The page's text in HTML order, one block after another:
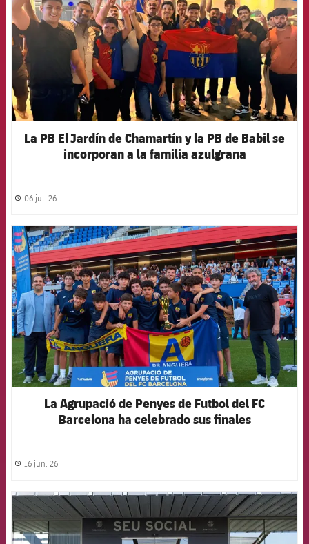
La PB El Jardín de Chamartín y la PB de Babil se
incorporan a la familia azulgrana
label.share.clock
06 jul. 26
FCB Barcelona badge
La Agrupació de Penyes de Futbol del FC
Barcelona ha celebrado sus finales
label.share.clock
16 jun. 26
FCB Barcelona badge